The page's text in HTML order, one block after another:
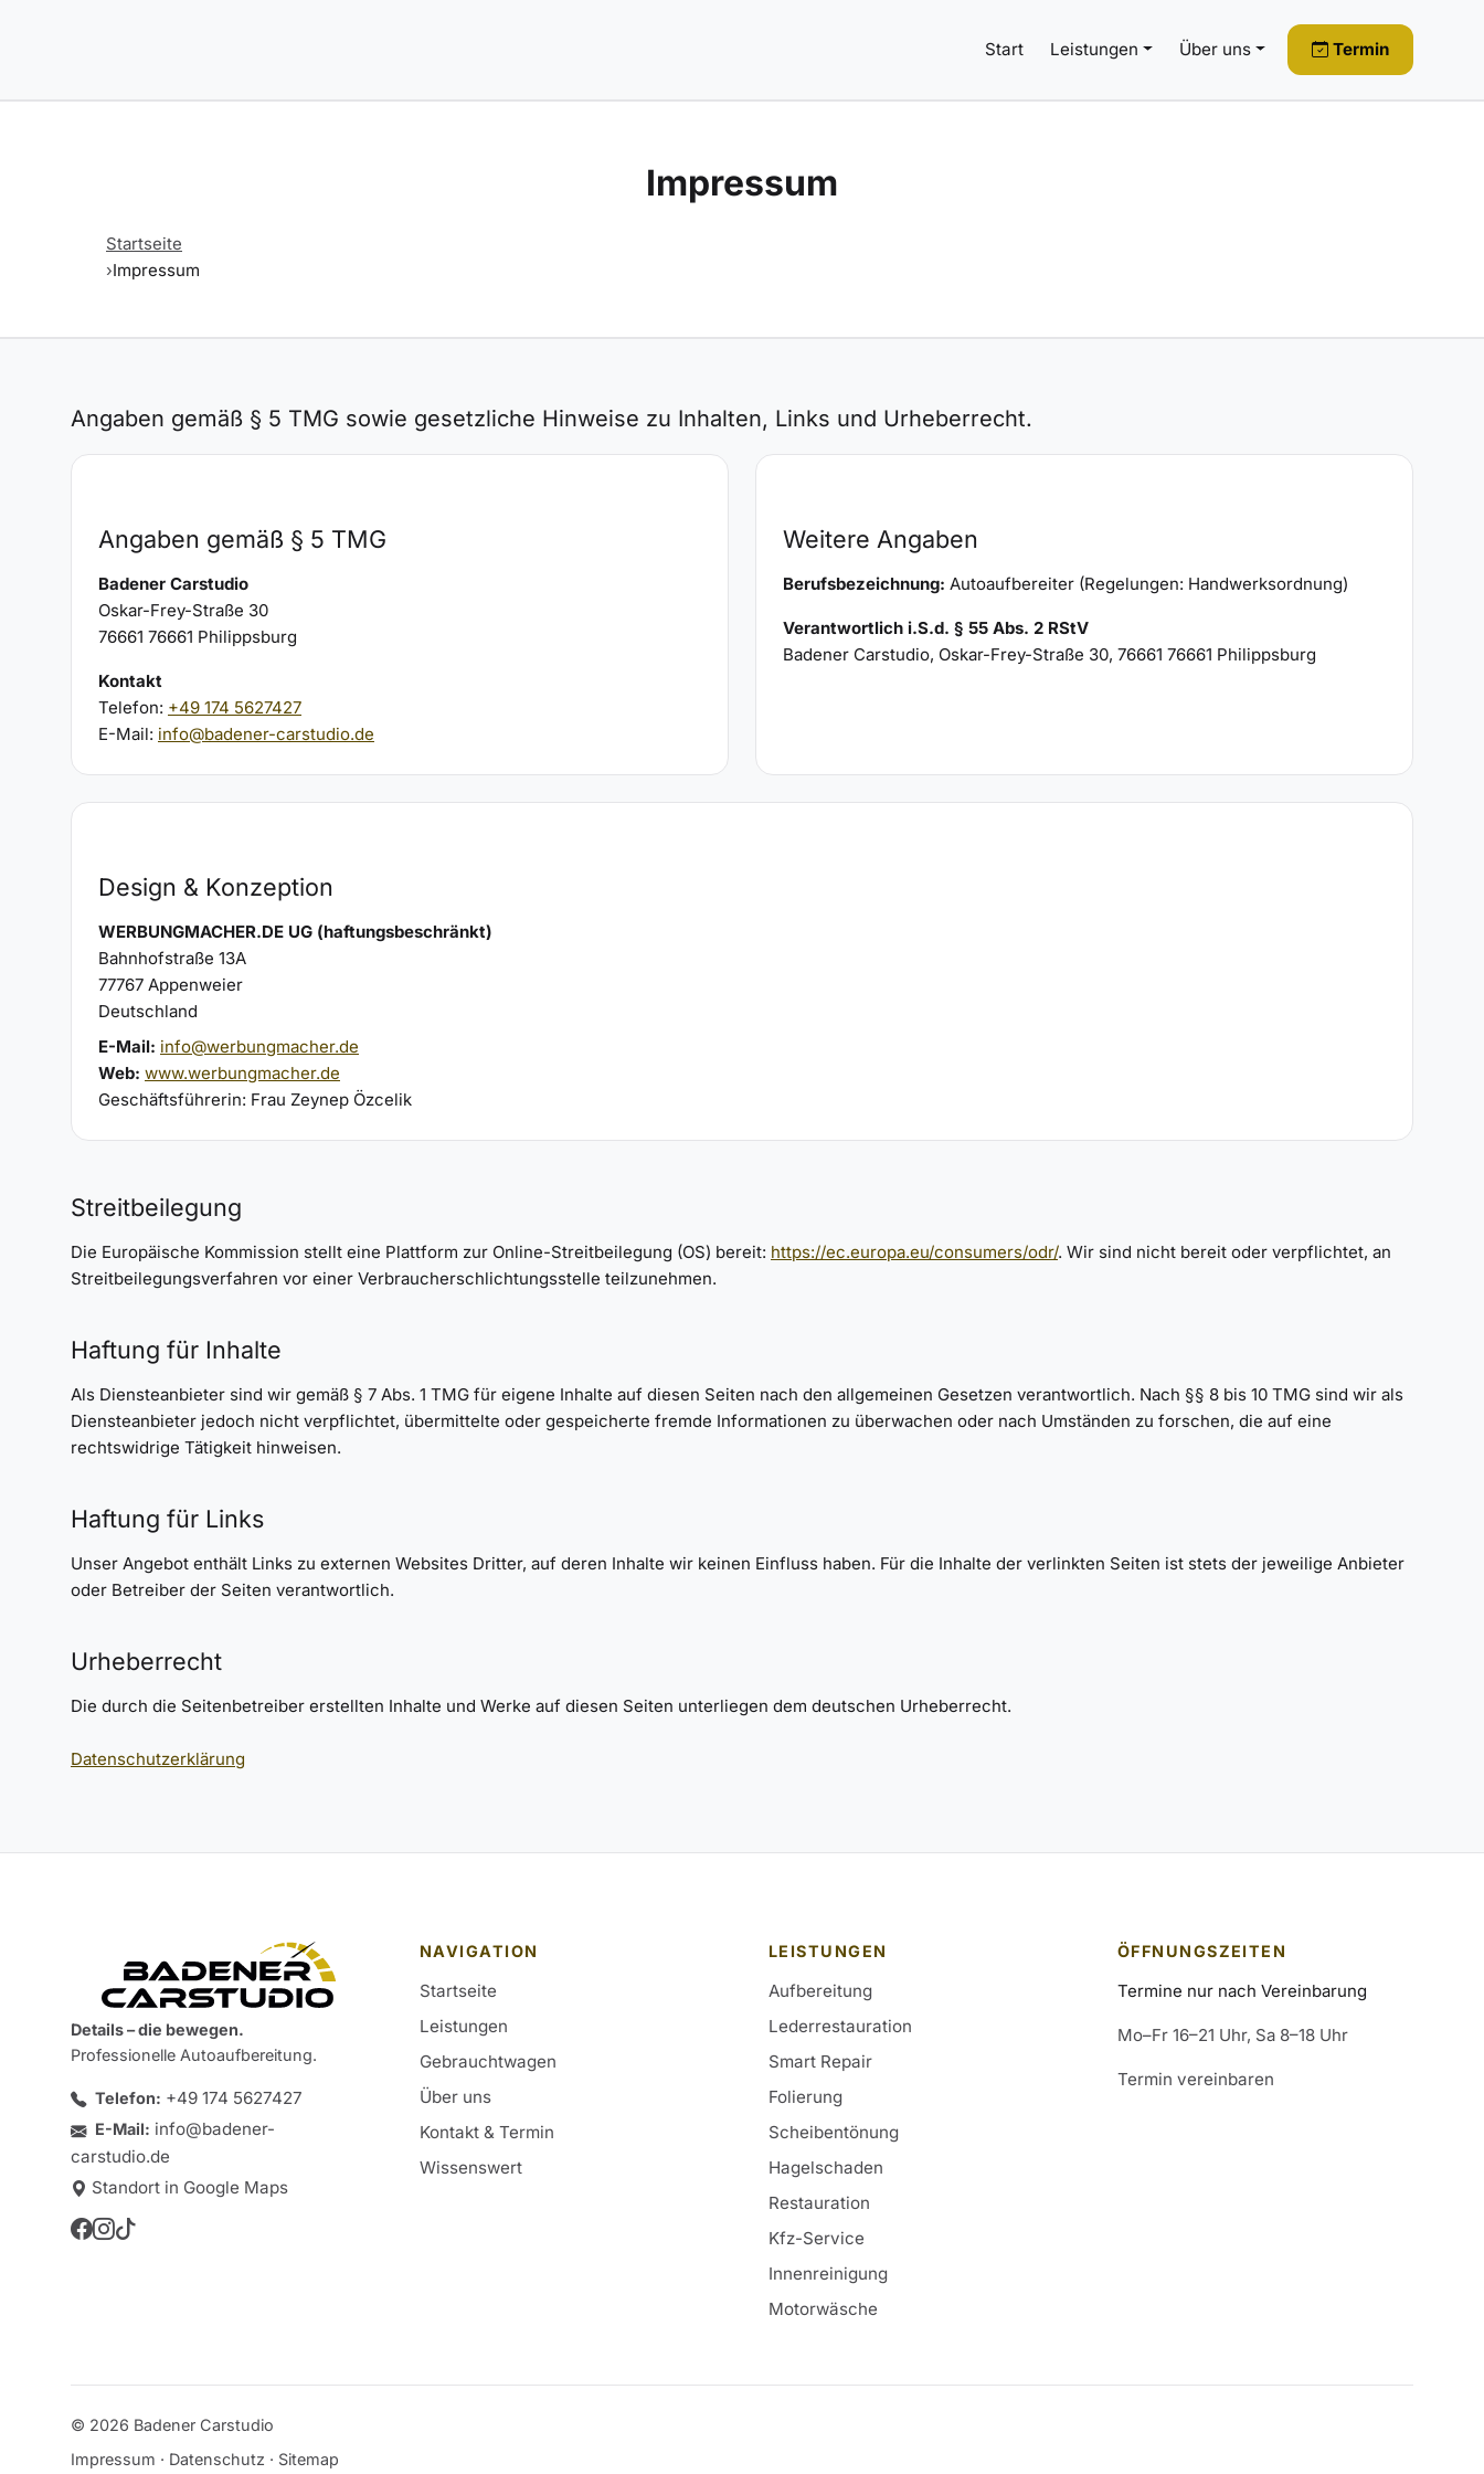
Start Leistungen Über uns Termin
Impressum
Startseite
Impressum
Angaben gemäß § 5 TMG sowie gesetzliche Hinweise zu Inhalten, Links und Urheberrecht.
Angaben gemäß § 5 TMG
Badener Carstudio
Oskar-Frey-Straße 30
76661 76661 Philippsburg
Kontakt
Telefon: +49 174 5627427
E-Mail: info@badener-carstudio.de
Weitere Angaben
Berufsbezeichnung: Autoaufbereiter (Regelungen: Handwerksordnung)
Verantwortlich i.S.d. § 55 Abs. 2 RStV
Badener Carstudio, Oskar-Frey-Straße 30, 76661 76661 Philippsburg
Design & Konzeption
WERBUNGMACHER.DE UG (haftungsbeschränkt)
Bahnhofstraße 13A
77767 Appenweier
Deutschland
E-Mail: info@werbungmacher.de
Web: www.werbungmacher.de
Geschäftsführerin: Frau Zeynep Özcelik
Streitbeilegung
Die Europäische Kommission stellt eine Plattform zur Online-Streitbeilegung (OS) bereit: https://ec.europa.eu/consumers/odr/. Wir sind nicht bereit oder verpflichtet, an
Streitbeilegungsverfahren vor einer Verbraucherschlichtungsstelle teilzunehmen.
Haftung für Inhalte
Als Diensteanbieter sind wir gemäß § 7 Abs. 1 TMG für eigene Inhalte auf diesen Seiten nach den allgemeinen Gesetzen verantwortlich. Nach §§ 8 bis 10 TMG sind wir als
Diensteanbieter jedoch nicht verpflichtet, übermittelte oder gespeicherte fremde Informationen zu überwachen oder nach Umständen zu forschen, die auf eine
rechtswidrige Tätigkeit hinweisen.
Haftung für Links
Unser Angebot enthält Links zu externen Websites Dritter, auf deren Inhalte wir keinen Einfluss haben. Für die Inhalte der verlinkten Seiten ist stets der jeweilige Anbieter
oder Betreiber der Seiten verantwortlich.
Urheberrecht
Die durch die Seitenbetreiber erstellten Inhalte und Werke auf diesen Seiten unterliegen dem deutschen Urheberrecht.
Datenschutzerklärung
Details – die bewegen.
Professionelle Autoaufbereitung.
Telefon: +49 174 5627427
E-Mail: info@badener-
carstudio.de
Standort in Google Maps
NAVIGATION
Startseite
Leistungen
Gebrauchtwagen
Über uns
Kontakt & Termin
Wissenswert
LEISTUNGEN
Aufbereitung
Lederrestauration
Smart Repair
Folierung
Scheibentönung
Hagelschaden
Restauration
Kfz-Service
Innenreinigung
Motorwäsche
ÖFFNUNGSZEITEN
Termine nur nach Vereinbarung
Mo–Fr 16–21 Uhr, Sa 8–18 Uhr
Termin vereinbaren
© 2026 Badener Carstudio
Impressum · Datenschutz · Sitemap